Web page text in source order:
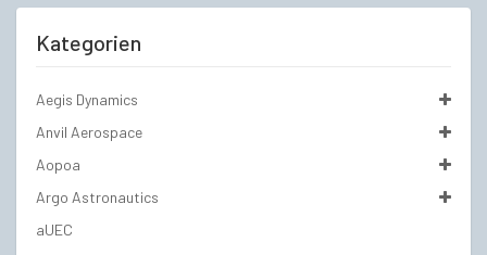
Kategorien
Aegis Dynamics
Anvil Aerospace
Aopoa
Argo Astronautics
aUEC